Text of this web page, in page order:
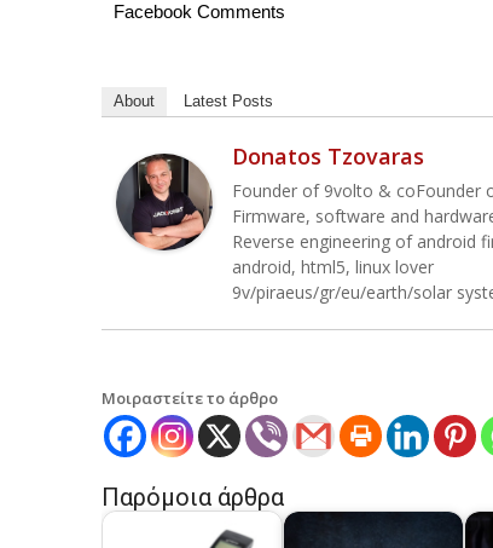
Facebook Comments
About Latest Posts
Donatos Tzovaras
Founder of 9volto & coFounder
Firmware, software and
Reverse engineering of android
android, html5, linux lover
9v/piraeus/gr/eu/earth/solar
Μοιραστείτε το άρθρο
Παρόμοια άρθρα